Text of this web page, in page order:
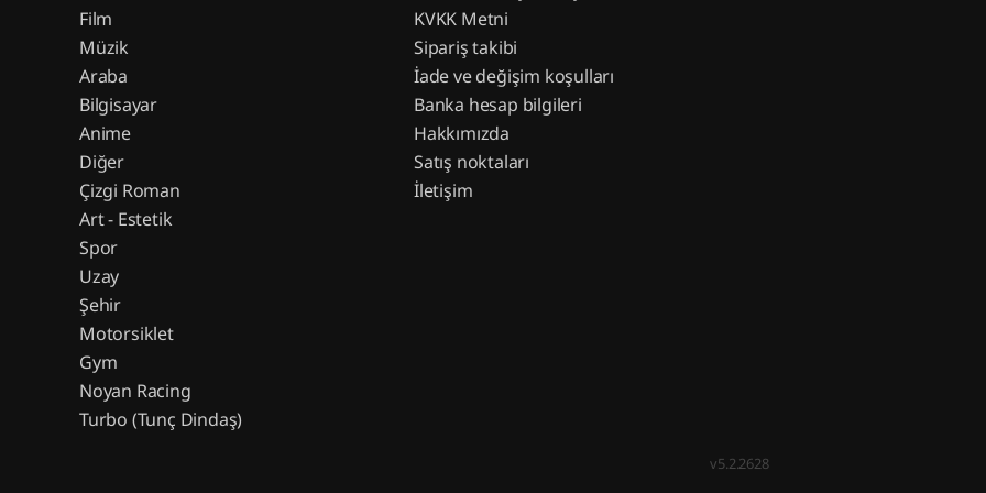
Film
Müzik
Araba
Bilgisayar
Anime
Diğer
Çizgi Roman
Art - Estetik
Spor
Uzay
Şehir
Motorsiklet
Gym
Noyan Racing
Turbo (Tunç Dindaş)
KVKK Metni
Sipariş takibi
İade ve değişim koşulları
Banka hesap bilgileri
Hakkımızda
Satış noktaları
İletişim
v5.2.2628